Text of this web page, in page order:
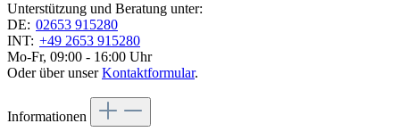
Unterstützung und Beratung unter:
DE: 02653 915280
INT: +49 2653 915280
Mo-Fr, 09:00 - 16:00 Uhr
Oder über unserKontaktformular.
Informationen